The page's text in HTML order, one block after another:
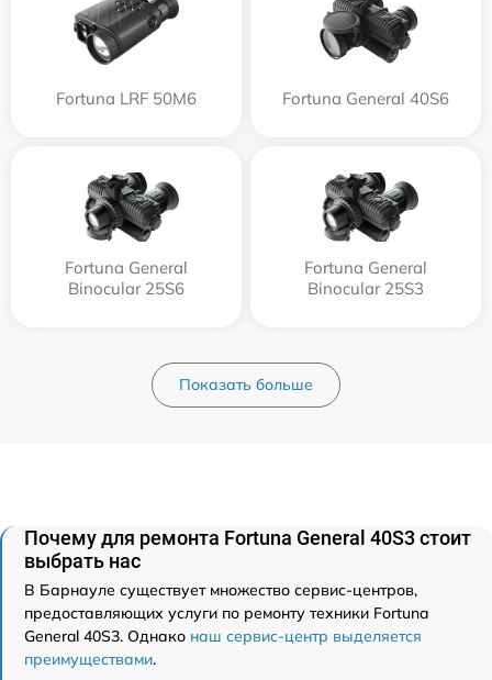
Fortuna LRF 50M6 Fortuna General 40S6
Fortuna General
Binocular 25S6
Fortuna General
Binocular 25S3
Показать больше
Почему для ремонта Fortuna General 40S3 стоит
выбрать нас
В Барнауле существует множество сервис-центров,
предоставляющих услуги по ремонту техники Fortuna
General 40S3. Однако наш сервис-центр выделяется
преимуществами.